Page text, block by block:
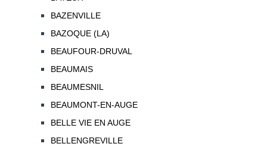
BAZENVILLE
BAZOQUE (LA)
BEAUFOUR-DRUVAL
BEAUMAIS
BEAUMESNIL
BEAUMONT-EN-AUGE
BELLE VIE EN AUGE
BELLENGREVILLE